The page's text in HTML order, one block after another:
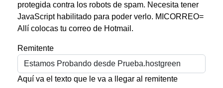
protegida contra los robots de spam. Necesita tener
JavaScript habilitado para poder verlo. MICORREO=
Allí colocas tu correo de Hotmail.
Remitente
Aquí va el texto que le va a llegar al remitente